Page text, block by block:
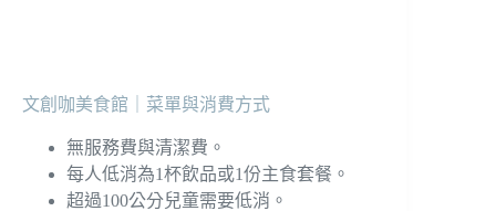
文創咖美食館｜菜單與消費方式
無服務費與清潔費。
每人低消為1杯飲品或1份主食套餐。
超過100公分兒童需要低消。